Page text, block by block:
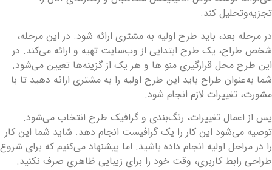
تجزیه‌وتحلیل کند.
در مرحله بعد، باید طرح اولیه به مشتری ارائه ‌شود. در این مرحله،
شخص طراح، یک طرح ابتدایی از وب‌سایت تهیه و ارائه می‌کند. در
این طرح محل قرارگیری منو ها و هر یک از گزینه‌ها تعیین می‌شود.
شما به‌عنوان طراح باید این طرح اولیه را به مشتری ارائه ‌دهید تا با
مشورت، تغییرات لازم انجام شود.
پس از اعمال تغییرات، رنگ‌بندی و گرافیک طرح انتخاب می‌شود.
توصیه می‌شود این کار را یک گرافیست انجام دهد. شاید شما این کار
را در مراحل اولیه انجام داده باشید. اما پیشنهاد می‌کنیم که برای شروع
طراحی رابط کاربری، وقت خود را برای زیبایی ظاهری صرف نکنید.